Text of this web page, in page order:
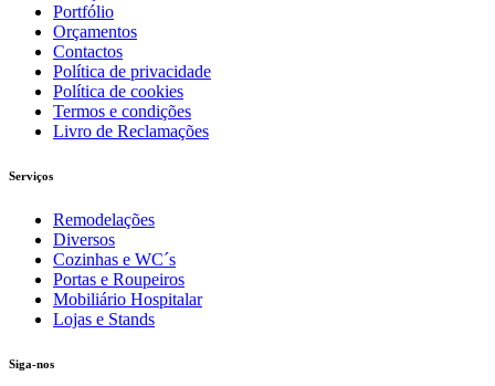
Portfólio
Orçamentos
Contactos
Política de privacidade
Política de cookies
Termos e condições
Livro de Reclamações
Serviços
Remodelações
Diversos
Cozinhas e WC´s
Portas e Roupeiros
Mobiliário Hospitalar
Lojas e Stands
Siga-nos